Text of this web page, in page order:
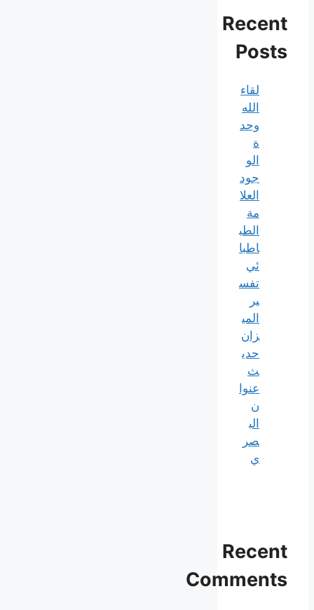
Recent
Posts
لقاء
الله
وحد
الو
جود
العلا
مة
الطب
اطبا
ئي
تفس
ير
المي
زان
حدي
ث
عنوا
ن
الب
صر
ي
Recent
Comments